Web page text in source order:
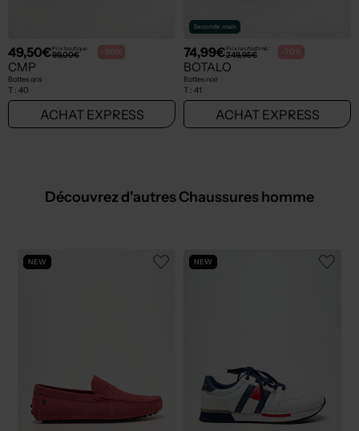
49,50€Prix boutique :
99,00€ -50%
CMP
Bottes gris
T : 40
ACHAT EXPRESS
Seconde main
74,99€Prix neuf estimé :
249,95€ -70%
BOTALO
Bottes noir
T : 41
ACHAT EXPRESS
Découvrez d'autres Chaussures homme
NEW NEW